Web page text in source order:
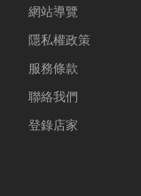
房...
網站導覽
隱私權政策
服務條款
聯絡我們
登錄店家